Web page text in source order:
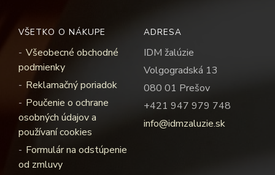
VŠETKO O NÁKUPE
Všeobecné obchodné
podmienky
Reklamačný poriadok
Poučenie o ochrane
osobných údajov a
používaní cookies
Formulár na odstúpenie
od zmluvy
ADRESA
IDM žalúzie
Volgogradská 13
080 01 Prešov
+421 947 979 748
info@idmzaluzie.sk